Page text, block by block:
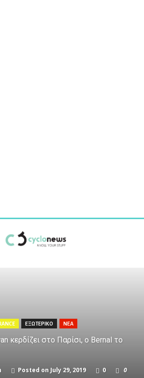
ΕΞΩΤΕΡΙΚΟ ΝΕΑ
κερδίζει στο Παρίσι, ο Bernal το
Posted on July 29, 2019 0
0